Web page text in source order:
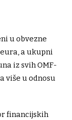
u obvezne
a ukupni
iz svih OMF-
više u odnosu
financijskih